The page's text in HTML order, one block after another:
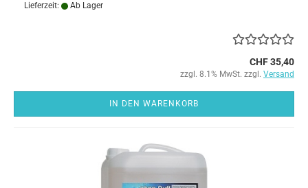
Lieferzeit:
Ab Lager
CHF 35,40
zzgl. 8.1% MwSt. zzgl. Versand
IN DEN WARENKORB